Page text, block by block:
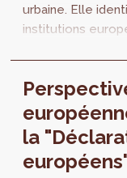
urbaine. Elle
institutions
politiques et
la